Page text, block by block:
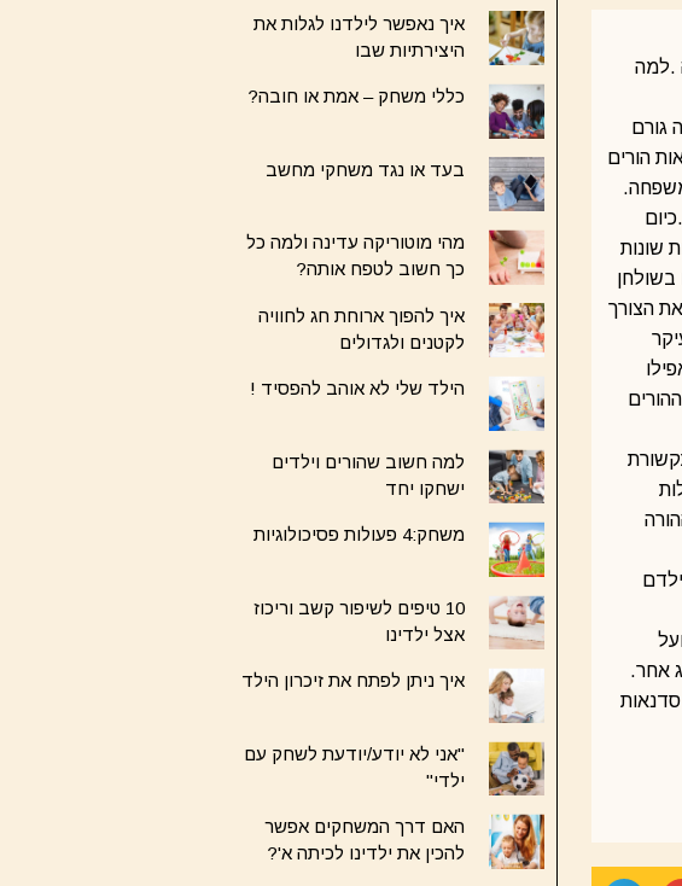
איך נאפשר לילדנו לגלות את
היצירתיות שבו
כללי משחק – אמת או חובה?
בעד או נגד משחקי מחשב
מהי מוטוריקה עדינה ולמה כל
כך חשוב לטפח אותה?
איך להפוך ארוחת חג לחוויה
לקטנים ולגדולים
הילד שלי לא אוהב להפסיד !
למה חשוב שהורים וילדים
ישחקו יחד
משחק:4 פעולות פסיכולוגיות
10 טיפים לשיפור קשב וריכוז
אצל ילדינו
איך ניתן לפתח את זיכרון הילד
"אני לא יודע/יודעת לשחק עם
ילדי"
האם דרך המשחקים אפשר
להכין את ילדינו לכיתה א'?